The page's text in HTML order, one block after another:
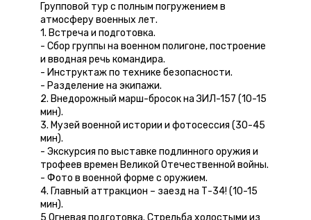
Групповой тур с полным погружением в
атмосферу военных лет.
1. Встреча и подготовка.
- Сбор группы на военном полигоне, построение
и вводная речь командира.
- Инструктаж по технике безопасности.
- Разделение на экипажи.
2. Внедорожный марш-бросок на ЗИЛ-157 (10-15
мин).
3. Музей военной истории и фотосессия (30-45
мин).
- Экскурсия по выставке подлинного оружия и
трофеев времен Великой Отечественной войны.
- Фото в военной форме с оружием.
4. Главный аттракцион – заезд на Т-34! (10-15
мин).